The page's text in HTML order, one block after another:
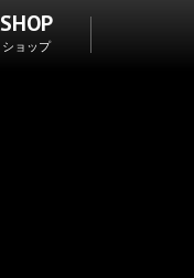
SHOP
ショップ